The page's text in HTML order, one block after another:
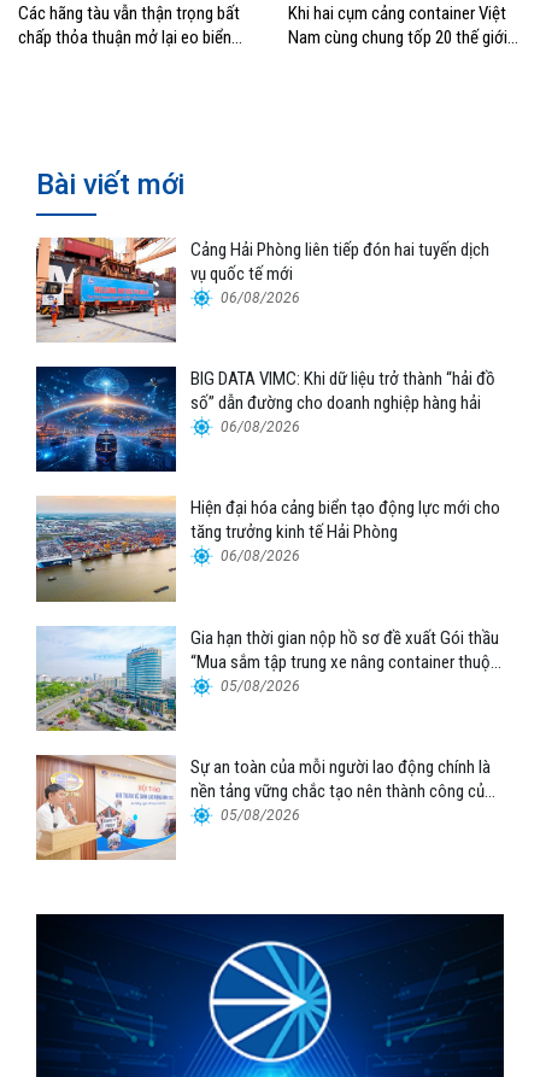
Các hãng tàu vẫn thận trọng bất
chấp thỏa thuận mở lại eo biển
Khi hai cụm cảng container Việt
Nam cùng chung tốp 20 thế giới
Bài viết mới
Cảng Hải Phòng liên tiếp đón hai tuyến dịch
vụ quốc tế mới
06/08/2026
BIG DATA VIMC: Khi dữ liệu trở thành “hải đồ
số” dẫn đường cho doanh nghiệp hàng hải
06/08/2026
Hiện đại hóa cảng biển tạo động lực mới cho
tăng trưởng kinh tế Hải Phòng
06/08/2026
Gia hạn thời gian nộp hồ sơ đề xuất Gói thầu
“Mua sắm tập trung xe nâng container thuộc
Tổng công ty Hàng hải Việt Nam – CTCP”
05/08/2026
Sự an toàn của mỗi người lao động chính là
nền tảng vững chắc tạo nên thành công của
Cảng Đà Nẵng
05/08/2026